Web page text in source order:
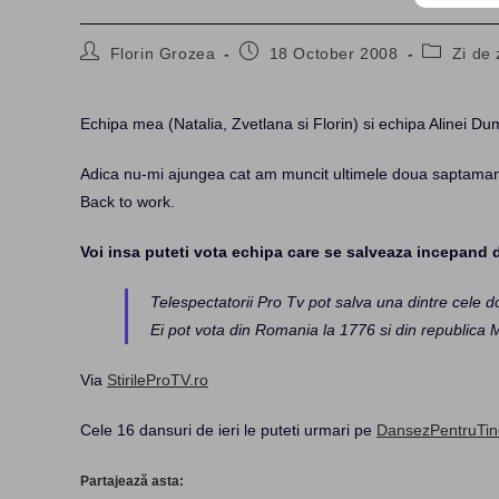
PostFlorin Grozea
Post18 October 2008
PostZi de
Echipa mea (Natalia, Zvetlana si Florin) si echipa Alinei
Adica nu-mi ajungea cat am muncit ultimele doua
Back to work.
Voi insa puteti vota echipa care se salveaza incepand
Telespectatorii Pro Tv pot salva una dintre cele
Ei pot vota din Romania la 1776 si din republica
Via StirileProTV.ro
Cele 16 dansuri de ieri le puteti urmari pe
Partajează asta: